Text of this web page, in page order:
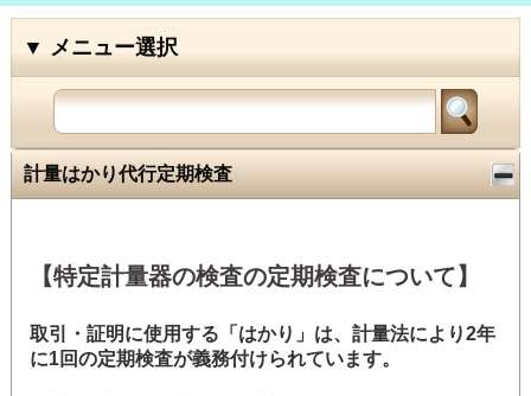
大西計器株式会社
計量はかり代行定期検査
【特定計量器の検査の定期検査について】
取引・証明に使用する「はかり」は、計量法により2年
に1回の定期検査が義務付けられています。